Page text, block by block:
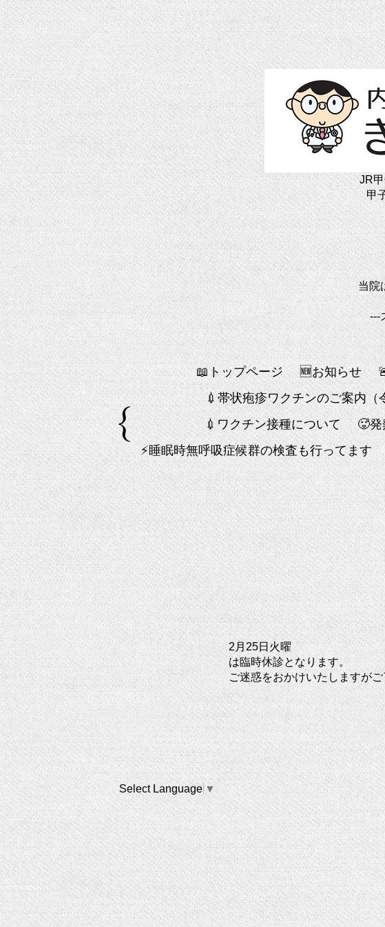
JR
甲
当院
---
📖トップページ 🆕お知らせ
💉帯状疱疹ワクチンのご案内（
💉ワクチン接種について
🥵発
⚡睡眠時無呼吸症候群の検査も行ってます
2月25日火曜
は臨時休診となります。
ご迷惑をおかけいたしますが
Select Language ▼